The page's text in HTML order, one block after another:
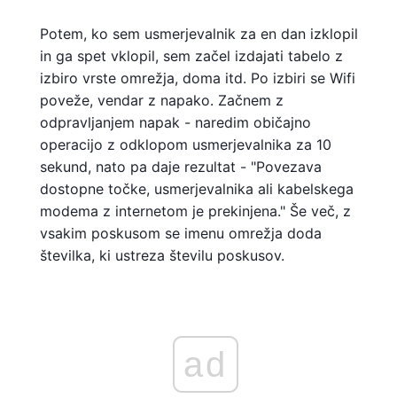
Potem, ko sem usmerjevalnik za en dan izklopil
in ga spet vklopil, sem začel izdajati tabelo z
izbiro vrste omrežja, doma itd. Po izbiri se Wifi
poveže, vendar z napako. Začnem z
odpravljanjem napak - naredim običajno
operacijo z odklopom usmerjevalnika za 10
sekund, nato pa daje rezultat - "Povezava
dostopne točke, usmerjevalnika ali kabelskega
modema z internetom je prekinjena." Še več, z
vsakim poskusom se imenu omrežja doda
številka, ki ustreza številu poskusov.
ad